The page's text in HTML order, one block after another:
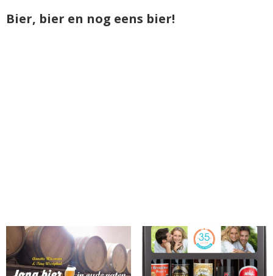
Bier, bier en nog eens bier!